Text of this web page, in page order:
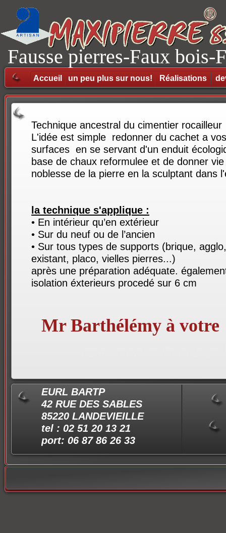
Mr Barthélémy à votre
Technique ancestral du cimentier rocailleur
L'idée est simple redonner du cachet a vos
surfaces en se servant d'un enduit
base de chaux reformulee et de donner
noblesse de la pierre en la sculptant dans
la technique s'applique :
• En intérieur qu’en extérieur
• Sur du neuf ou de l’ancien
• Sur tous types de supports (brique,
existant, placo, vielles pierres...)
après une préparation adéquate.
isolation éxterieurs procedé sur 6 cm
EURL BARTP
42 RUE DES SABLES
85220 LANDEVIEILLE
tel : 02 51 20 13 21
port: 06 87 86 26 33
piscine vendée - Chaux - création de pierre - crépis pierre - Decors - Façade en pierre -
rochers-maçonnerie vendée- beton decoratifs vendée
Accueil un peu plus sur nous! Réalisations
Fausse pierres-Faux
thématiques en Vendée